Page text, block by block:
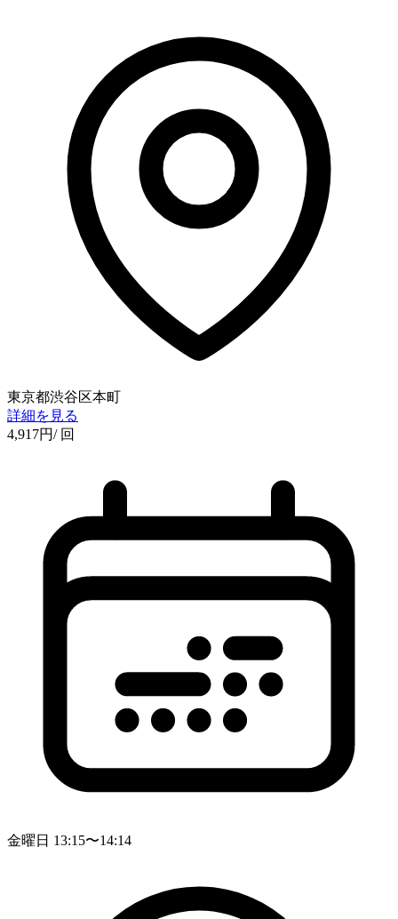
東京都渋谷区本町
詳細を見る
4,917円/ 回
金曜日 13:15〜14:14